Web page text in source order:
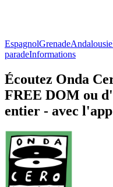
EspagnolGrenadeAndalousie
paradeInformations
Écoutez Onda
FREE DOM ou
entier - avec